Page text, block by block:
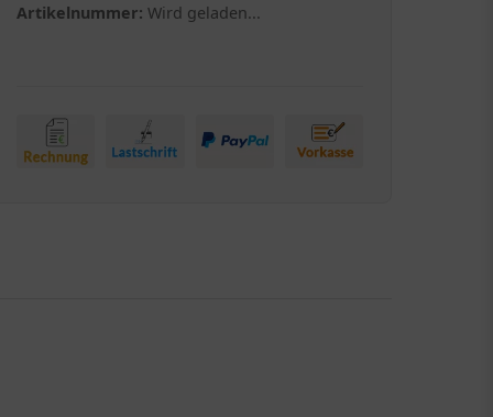
Artikelnummer: Wird geladen...